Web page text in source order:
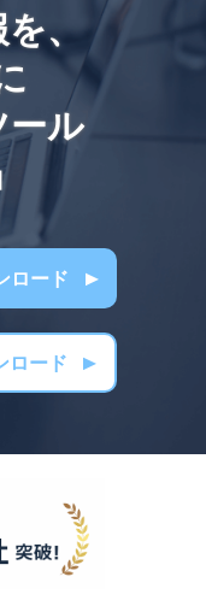
、
ル
ロード
ロード